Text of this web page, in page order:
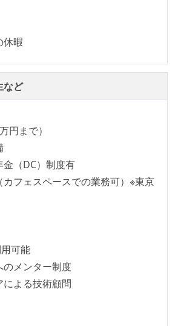
休暇
など
円まで）
金（DC）制度有
カフェスペースでの業務可）※東京
可能
のメンター制度
による技術顧問